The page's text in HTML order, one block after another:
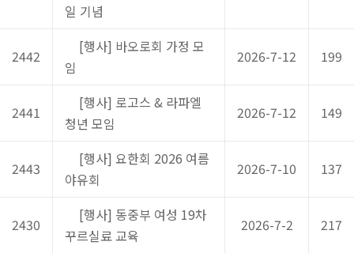
일 기념
2442
[행사] 바오로회 가정 모
임
2026-7-12 199
2441
[행사] 로고스 & 라파엘
청년 모임
2026-7-12 149
2443
[행사] 요한회 2026 여름
야유회
2026-7-10 137
2430
[행사] 동중부 여성 19차
꾸르실료 교육
2026-7-2 217